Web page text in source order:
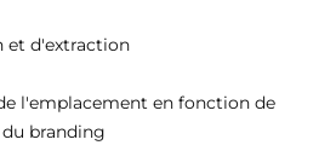
et d'extraction
l'emplacement en fonction de
branding